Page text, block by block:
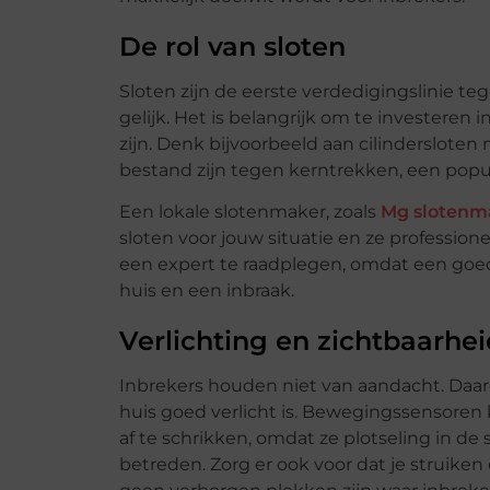
De rol van sloten
Sloten zijn de eerste verdedigingslinie
gelijk. Het is belangrijk om te investeren
zijn. Denk bijvoorbeeld aan
bestand zijn tegen kerntrekken, een
Een lokale slotenmaker, zoals Mg
sloten voor jouw situatie en ze
een expert te raadplegen, omdat een
huis en een inbraak.
Verlichting en
Inbrekers houden niet van aandacht.
huis goed verlicht is.
af te schrikken, omdat ze plotseling in
betreden. Zorg er ook voor dat je